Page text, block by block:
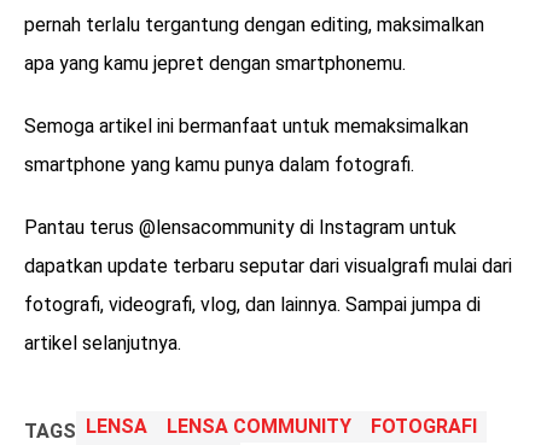
pernah terlalu tergantung dengan editing, maksimalkan
apa yang kamu jepret dengan smartphonemu.
Semoga artikel ini bermanfaat untuk memaksimalkan
smartphone yang kamu punya dalam fotografi.
Pantau terus @lensacommunity di Instagram untuk
dapatkan update terbaru seputar dari visualgrafi mulai dari
fotografi, videografi, vlog, dan lainnya. Sampai jumpa di
artikel selanjutnya.
TAGS LENSA LENSA COMMUNITY
FOTOGRAFI